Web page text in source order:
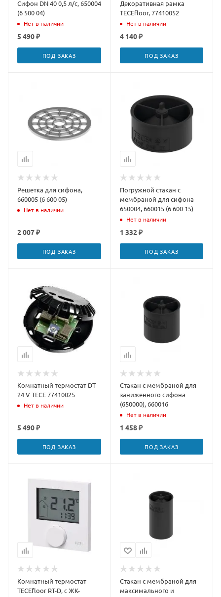
Сифон DN 40 0,5 л/с, 650004
(6 500 04)
Нет в наличии
5 490 ₽
ПОД ЗАКАЗ
Декоративная рамка
TECEfloor, 77410052
Нет в наличии
4 140 ₽
ПОД ЗАКАЗ
Решетка для сифона,
660005 (6 600 05)
Нет в наличии
2 007 ₽
ПОД ЗАКАЗ
Погружной стакан с
мембраной для сифона
650004, 660015 (6 600 15)
Нет в наличии
1 332 ₽
ПОД ЗАКАЗ
Комнатный термостат DT
24 V TECE 77410025
Нет в наличии
5 490 ₽
ПОД ЗАКАЗ
Стакан с мембраной для
заниженного сифона
(650000), 660016
Нет в наличии
1 458 ₽
ПОД ЗАКАЗ
Комнатный термостат
TECEfloor RT-D, с ЖК-
Стакан с мембраной для
максимального и